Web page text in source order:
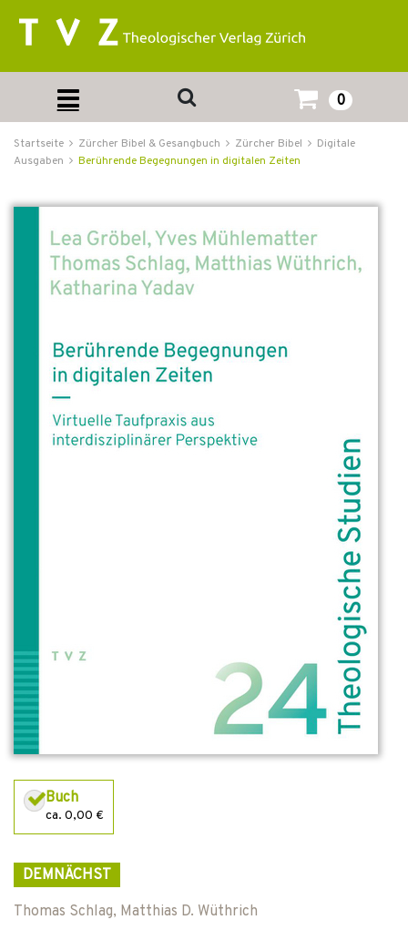
0
Startseite Zürcher Bibel & Gesangbuch Zürcher Bibel
Digitale
Ausgaben
Berührende Begegnungen in digitalen Zeiten
Buch
ca. 0,00 €
DEMNÄCHST
Thomas Schlag, Matthias D. Wüthrich